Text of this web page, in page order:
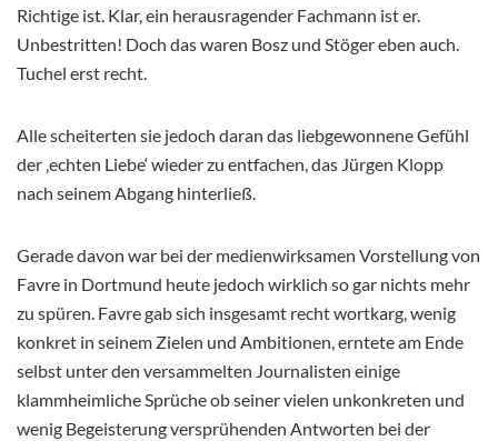
Richtige ist. Klar, ein herausragender Fachmann ist er.
Unbestritten! Doch das waren Bosz und Stöger eben auch.
Tuchel erst recht.
Alle scheiterten sie jedoch daran das liebgewonnene Gefühl
der ‚echten Liebe‘ wieder zu entfachen, das Jürgen Klopp
nach seinem Abgang hinterließ.
Gerade davon war bei der medienwirksamen Vorstellung von
Favre in Dortmund heute jedoch wirklich so gar nichts mehr
zu spüren. Favre gab sich insgesamt recht wortkarg, wenig
konkret in seinem Zielen und Ambitionen, erntete am Ende
selbst unter den versammelten Journalisten einige
klammheimliche Sprüche ob seiner vielen unkonkreten und
wenig Begeisterung versprühenden Antworten bei der